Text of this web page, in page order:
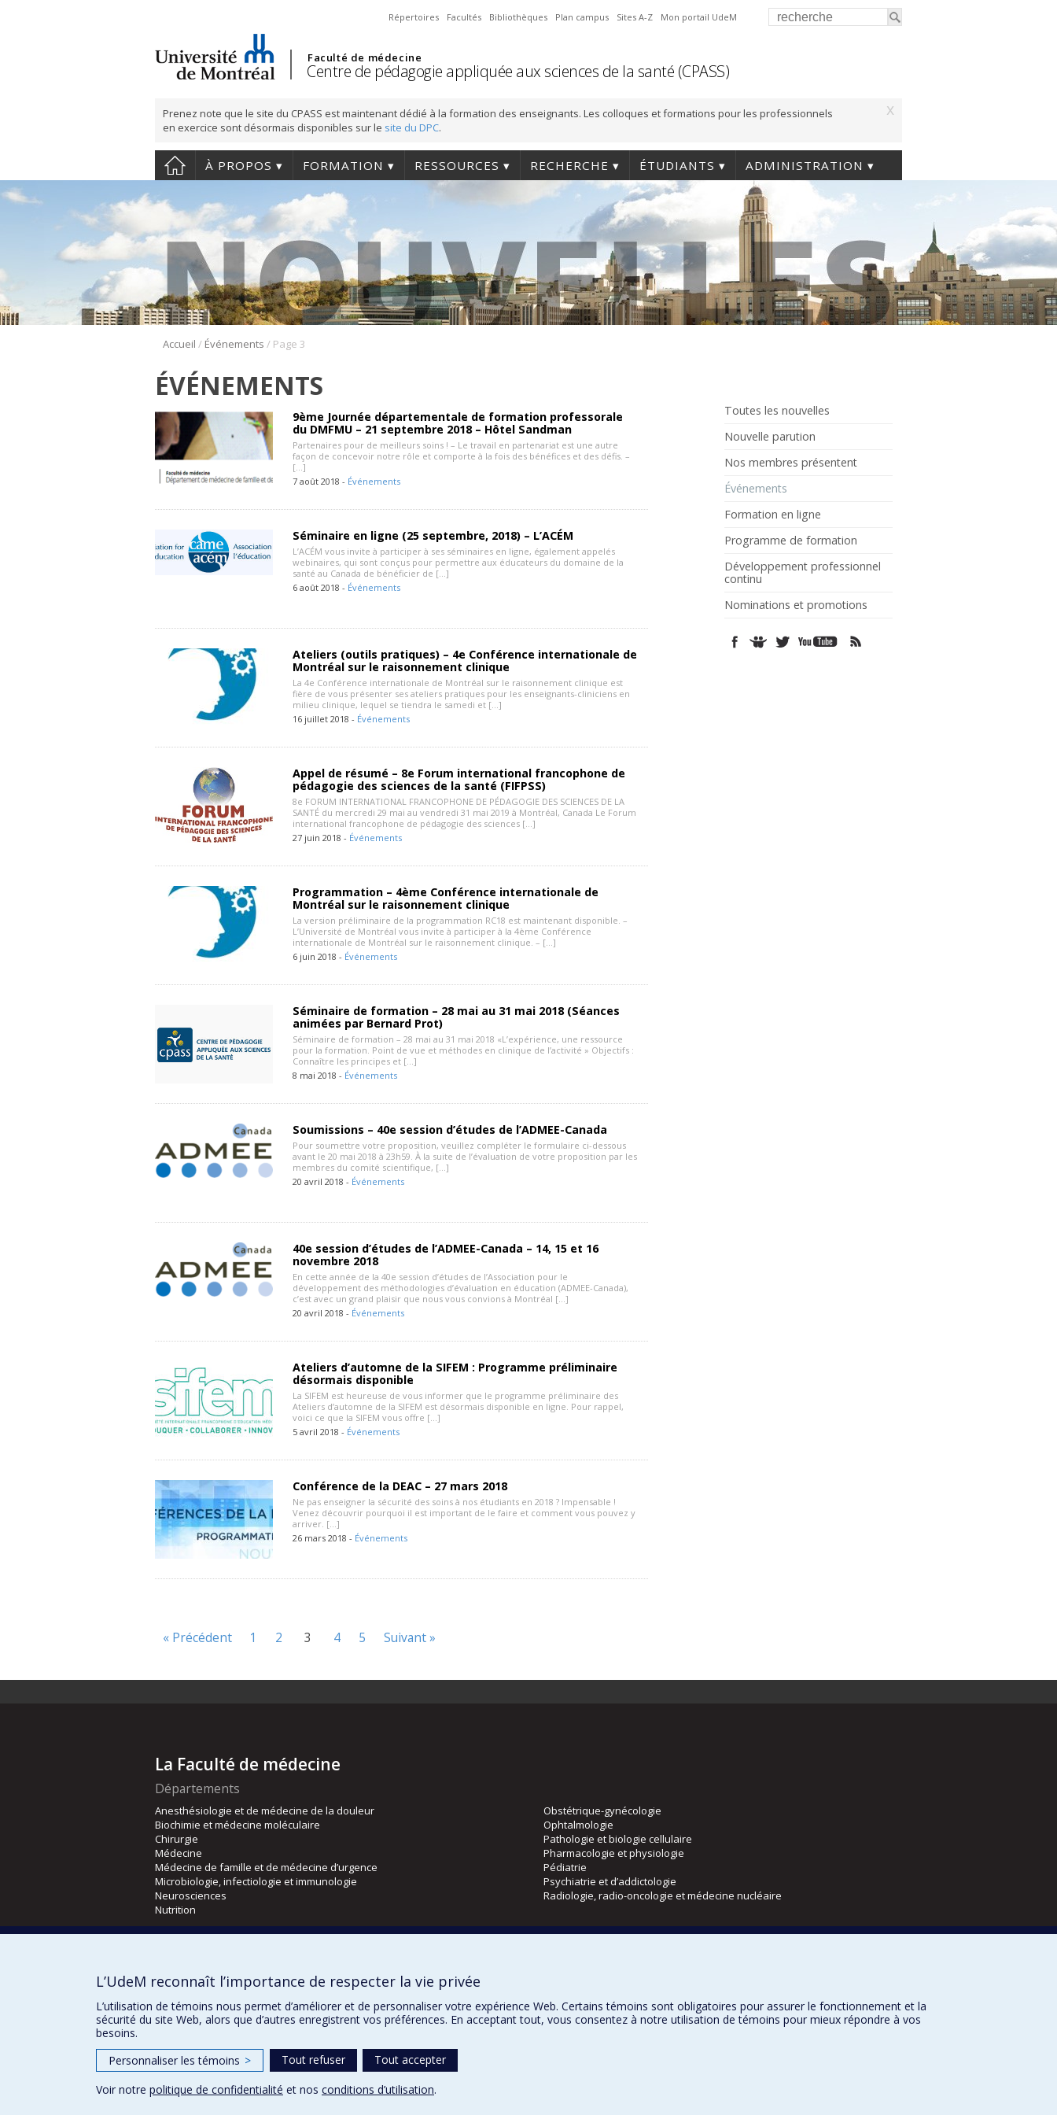
Répertoires Facultés Bibliothèques Plan campus Sites A-Z Mon portail UdeM
Faculté de médecine
Centre de pédagogie appliquée aux sciences de la santé (CPASS)
Prenez note que le site du CPASS est maintenant dédié à la formation des enseignants. Les colloques et formations pour les professionnels
en exercice sont désormais disponibles sur le site du DPC.
x
À PROPOS FORMATION RESSOURCES RECHERCHE ÉTUDIANTS ADMINISTRATION
Accueil / Événements / Page 3
ÉVÉNEMENTS
9ème Journée départementale de formation professorale
du DMFMU – 21 septembre 2018 – Hôtel Sandman
Partenaires pour de meilleurs soins ! – Le travail en partenariat est une autre
façon de concevoir notre rôle et comporte à la fois des bénéfices et des défis. –
[…]
7 août 2018 - Événements
Séminaire en ligne (25 septembre, 2018) – L’ACÉM
L’ACÉM vous invite à participer à ses séminaires en ligne, également appelés
webinaires, qui sont conçus pour permettre aux éducateurs du domaine de la
santé au Canada de bénéficier de […]
6 août 2018 - Événements
Ateliers (outils pratiques) – 4e Conférence internationale de
Montréal sur le raisonnement clinique
La 4e Conférence internationale de Montréal sur le raisonnement clinique est
fière de vous présenter ses ateliers pratiques pour les enseignants-cliniciens en
milieu clinique, lequel se tiendra le samedi et […]
16 juillet 2018 - Événements
Appel de résumé – 8e Forum international francophone de
pédagogie des sciences de la santé (FIFPSS)
8e FORUM INTERNATIONAL FRANCOPHONE DE PÉDAGOGIE DES SCIENCES DE LA
SANTÉ du mercredi 29 mai au vendredi 31 mai 2019 à Montréal, Canada Le Forum
international francophone de pédagogie des sciences […]
27 juin 2018 - Événements
Programmation – 4ème Conférence internationale de
Montréal sur le raisonnement clinique
La version préliminaire de la programmation RC18 est maintenant disponible. –
L’Université de Montréal vous invite à participer à la 4ème Conférence
internationale de Montréal sur le raisonnement clinique. – […]
6 juin 2018 - Événements
Séminaire de formation – 28 mai au 31 mai 2018 (Séances
animées par Bernard Prot)
Séminaire de formation – 28 mai au 31 mai 2018 «L’expérience, une ressource
pour la formation. Point de vue et méthodes en clinique de l’activité » Objectifs :
Connaître les principes et […]
8 mai 2018 - Événements
Soumissions – 40e session d’études de l’ADMEE-Canada
Pour soumettre votre proposition, veuillez compléter le formulaire ci-dessous
avant le 20 mai 2018 à 23h59. À la suite de l’évaluation de votre proposition par les
membres du comité scientifique, […]
20 avril 2018 - Événements
40e session d’études de l’ADMEE-Canada – 14, 15 et 16
novembre 2018
En cette année de la 40e session d’études de l’Association pour le
développement des méthodologies d’évaluation en éducation (ADMEE-Canada),
c’est avec un grand plaisir que nous vous convions à Montréal […]
20 avril 2018 - Événements
Ateliers d’automne de la SIFEM : Programme préliminaire
désormais disponible
La SIFEM est heureuse de vous informer que le programme préliminaire des
Ateliers d’automne de la SIFEM est désormais disponible en ligne. Pour rappel,
voici ce que la SIFEM vous offre […]
5 avril 2018 - Événements
Conférence de la DEAC – 27 mars 2018
Ne pas enseigner la sécurité des soins à nos étudiants en 2018 ? Impensable !
Venez découvrir pourquoi il est important de le faire et comment vous pouvez y
arriver. […]
26 mars 2018 - Événements
« Précédent 1 2 3 4 5 Suivant »
Toutes les nouvelles
Nouvelle parution
Nos membres présentent
Événements
Formation en ligne
Programme de formation
Développement professionnel
continu
Nominations et promotions
La Faculté de médecine
Départements
Anesthésiologie et de médecine de la douleur
Biochimie et médecine moléculaire
Chirurgie
Médecine
Médecine de famille et de médecine d’urgence
Microbiologie, infectiologie et immunologie
Neurosciences
Nutrition
Obstétrique-gynécologie
Ophtalmologie
Pathologie et biologie cellulaire
Pharmacologie et physiologie
Pédiatrie
Psychiatrie et d’addictologie
Radiologie, radio-oncologie et médecine nucléaire
Orthophonie et audiologie
L’UdeM reconnaît l’importance de respecter la vie privée
L’utilisation de témoins nous permet d’améliorer et de personnaliser votre expérience Web. Certains témoins sont obligatoires pour assurer le fonctionnement et la
sécurité du site Web, alors que d’autres enregistrent vos préférences. En acceptant tout, vous consentez à notre utilisation de témoins pour mieux répondre à vos
besoins.
Personnaliser les témoins > Tout refuser
Tout accepter
Voir notre politique de confidentialité et nos conditions d’utilisation.